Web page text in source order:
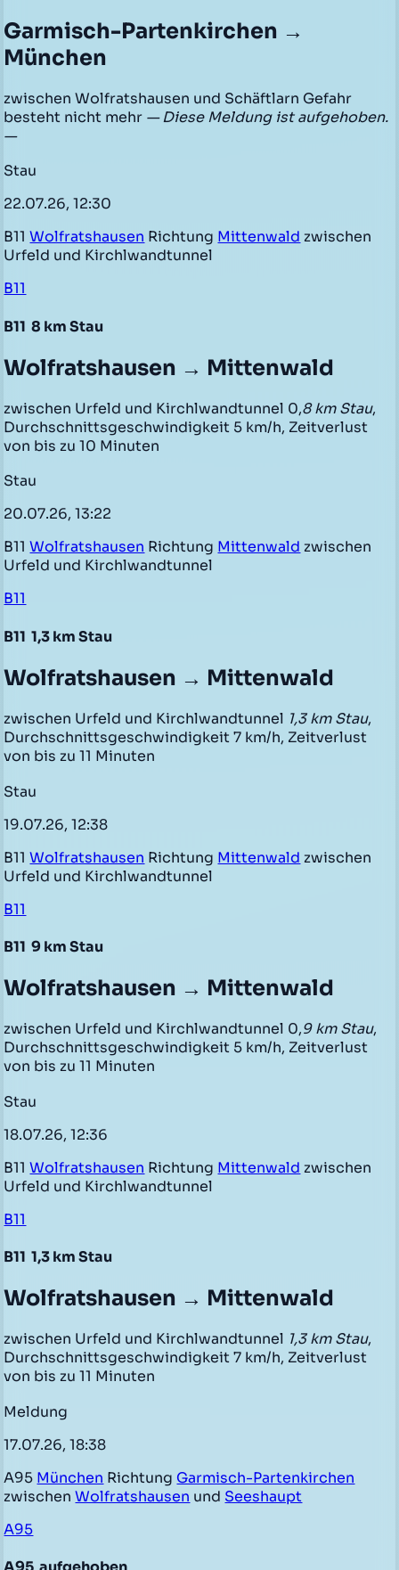
Garmisch-Partenkirchen →
München
zwischen Wolfratshausen und Schäftlarn Gefahr
besteht nicht mehr — Diese Meldung ist aufgehoben.
—
Stau
22.07.26, 12:30
B11Wolfratshausen Richtung Mittenwald zwischen
Urfeld und Kirchlwandtunnel
B11
B11 8 km Stau
Wolfratshausen → Mittenwald
zwischen Urfeld und Kirchlwandtunnel 0,8 km Stau,
Durchschnittsgeschwindigkeit 5 km/h, Zeitverlust
von bis zu 10 Minuten
Stau
20.07.26, 13:22
B11Wolfratshausen Richtung Mittenwald zwischen
Urfeld und Kirchlwandtunnel
B11
B11 1,3 km Stau
Wolfratshausen → Mittenwald
zwischen Urfeld und Kirchlwandtunnel 1,3 km Stau,
Durchschnittsgeschwindigkeit 7 km/h, Zeitverlust
von bis zu 11 Minuten
Stau
19.07.26, 12:38
B11Wolfratshausen Richtung Mittenwald zwischen
Urfeld und Kirchlwandtunnel
B11
B11 9 km Stau
Wolfratshausen → Mittenwald
zwischen Urfeld und Kirchlwandtunnel 0,9 km Stau,
Durchschnittsgeschwindigkeit 5 km/h, Zeitverlust
von bis zu 11 Minuten
Stau
18.07.26, 12:36
B11Wolfratshausen Richtung Mittenwald zwischen
Urfeld und Kirchlwandtunnel
B11
B11 1,3 km Stau
Wolfratshausen → Mittenwald
zwischen Urfeld und Kirchlwandtunnel 1,3 km Stau,
Durchschnittsgeschwindigkeit 7 km/h, Zeitverlust
von bis zu 11 Minuten
Meldung
17.07.26, 18:38
A95 München Richtung Garmisch-Partenkirchen
zwischenWolfratshausen und Seeshaupt
A95